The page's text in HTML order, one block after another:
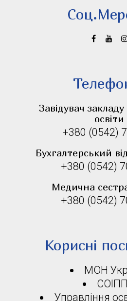
Завідувач
освіти
+380 (0542)
Бухгалтерський
+380 (0542)
Медична
+380 (0542)
Корисні
МОН
Управління